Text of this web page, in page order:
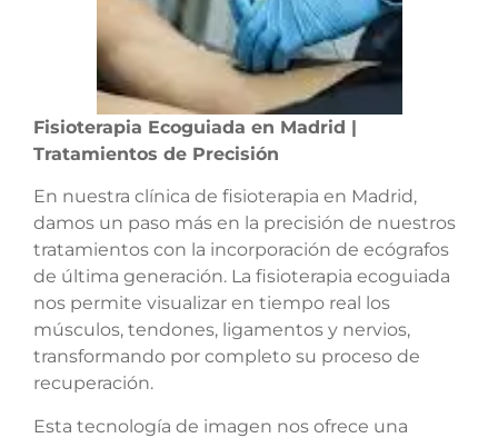
Fisioterapia Ecoguiada en Madrid |
Tratamientos de Precisión
En nuestra clínica de fisioterapia en Madrid,
damos un paso más en la precisión de nuestros
tratamientos con la incorporación de ecógrafos
de última generación. La fisioterapia ecoguiada
nos permite visualizar en tiempo real los
músculos, tendones, ligamentos y nervios,
transformando por completo su proceso de
recuperación.
Esta tecnología de imagen nos ofrece una